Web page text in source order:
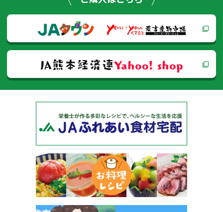
ショ
ン
JA熊本経済連Yahoo! shop